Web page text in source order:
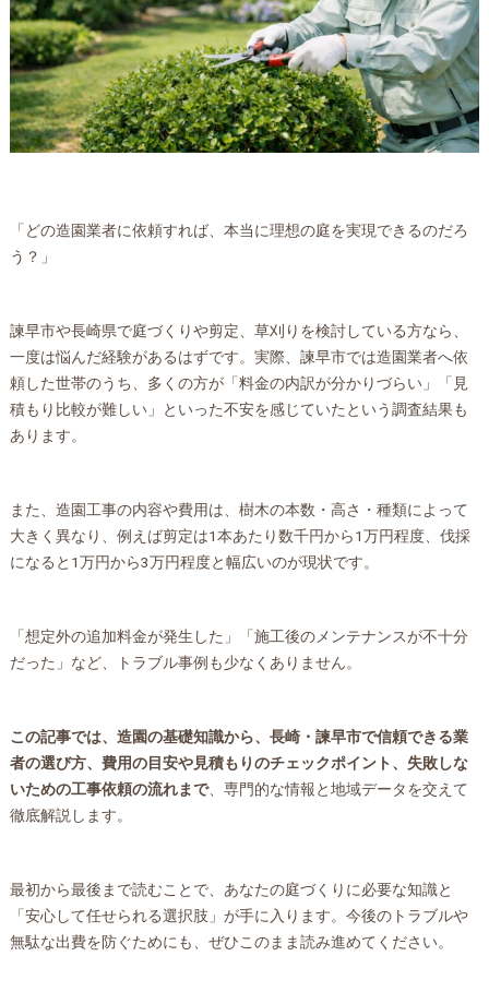
「どの造園業者に依頼すれば、本当に理想の庭を実現できるのだろ
う？」
諫早市や長崎県で庭づくりや剪定、草刈りを検討している方なら、
一度は悩んだ経験があるはずです。実際、諫早市では造園業者へ依
頼した世帯のうち、多くの方が「料金の内訳が分かりづらい」「見
積もり比較が難しい」といった不安を感じていたという調査結果も
あります。
また、造園工事の内容や費用は、樹木の本数・高さ・種類によって
大きく異なり、例えば剪定は1本あたり数千円から1万円程度、伐採
になると1万円から3万円程度と幅広いのが現状です。
「想定外の追加料金が発生した」「施工後のメンテナンスが不十分
だった」など、トラブル事例も少なくありません。
この記事では、造園の基礎知識から、長崎・諫早市で信頼できる業
者の選び方、費用の目安や見積もりのチェックポイント、失敗しな
いための工事依頼の流れまで、専門的な情報と地域データを交えて
徹底解説します。
最初から最後まで読むことで、あなたの庭づくりに必要な知識と
「安心して任せられる選択肢」が手に入ります。今後のトラブルや
無駄な出費を防ぐためにも、ぜひこのまま読み進めてください。